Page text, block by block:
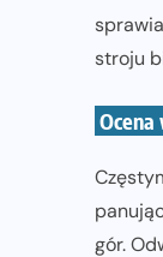
stroju
gór.